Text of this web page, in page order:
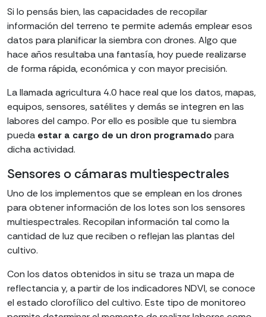
Si lo pensás bien, las capacidades de recopilar
información del terreno te permite además emplear esos
datos para planificar la siembra con drones. Algo que
hace años resultaba una fantasía, hoy puede realizarse
de forma rápida, económica y con mayor precisión.
La llamada agricultura 4.0 hace real que los datos, mapas,
equipos, sensores, satélites y demás se integren en las
labores del campo. Por ello es posible que tu siembra
pueda estar a cargo de un dron programado para
dicha actividad.
Sensores o cámaras multiespectrales
Uno de los implementos que se emplean en los drones
para obtener información de los lotes son los sensores
multiespectrales. Recopilan información tal como la
cantidad de luz que reciben o reflejan las plantas del
cultivo.
Con los datos obtenidos in situ se traza un mapa de
reflectancia y, a partir de los indicadores NDVI, se conoce
el estado clorofílico del cultivo. Este tipo de monitoreo